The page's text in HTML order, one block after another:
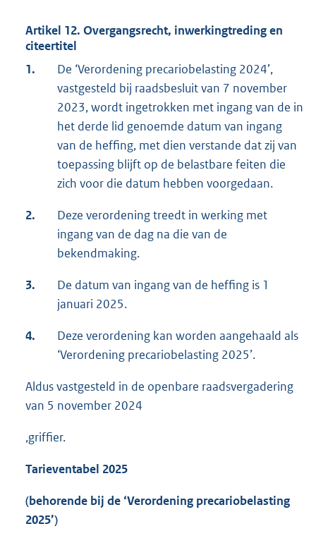
Artikel 12. Overgangsrecht, inwerkingtreding en
citeertitel
1.
De ‘Verordening precariobe­lasting 2024’,
vastgesteld bij raadsbesluit van 7 november
2023, wordt ingetrokken met ingang van de in
het derde lid genoemde datum van ingang
van de heffing, met dien verstande dat zij van
toepassing blijft op de belastbare feiten die
zich voor die datum hebben voorgedaan.
2.
Deze verordening treedt in werking met
ingang van de dag na die van de
bekendmaking.
3.
De datum van ingang van de heffing is 1
januari 2025.
4.
Deze verordening kan worden aangehaald als
‘Verordening precariobelasting 2025’.
Aldus vastgesteld in de openbare raadsvergadering
van 5 november 2024
,griffier.
Tarieventabel 2025
(behorende bij de ‘Verordening precariobelasting
2025’)